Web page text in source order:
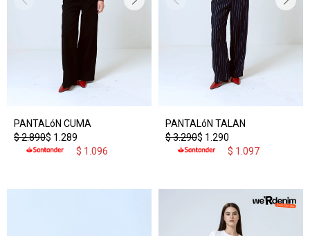
PANTALóN CUMA
$ 1.289
$2.890
$ 1.096
PANTALóN TALAN
$ 1.290
$3.290
$ 1.097